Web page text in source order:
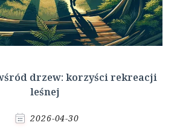
drzew: korzyści rekreacji
leśnej
2026-04-30